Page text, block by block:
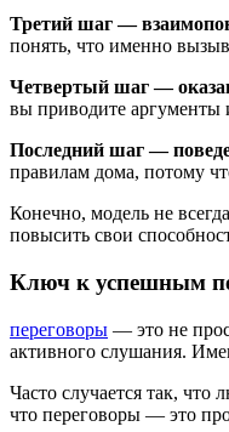
Третий шаг —
понять, что именно
Четвертый шаг —
вы приводите
Последний шаг —
правилам дома, потому
Конечно, модель не
повысить свои
Ключ к успешным
переговоры — это не
активного слушания.
Часто случается так,
что переговоры — это